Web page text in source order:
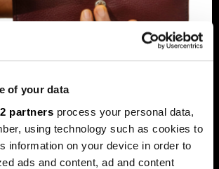
of your data
partners process your personal data,
using technology such as cookies to
information on your device in order to
ads and content, ad and content
veći limit za potrošačke
od 50.000 KM prenizak
(BiH) traže povećanje limita za
nenamjenske kredite sa sadašnjih
da taj prag više ne odgovara rastu